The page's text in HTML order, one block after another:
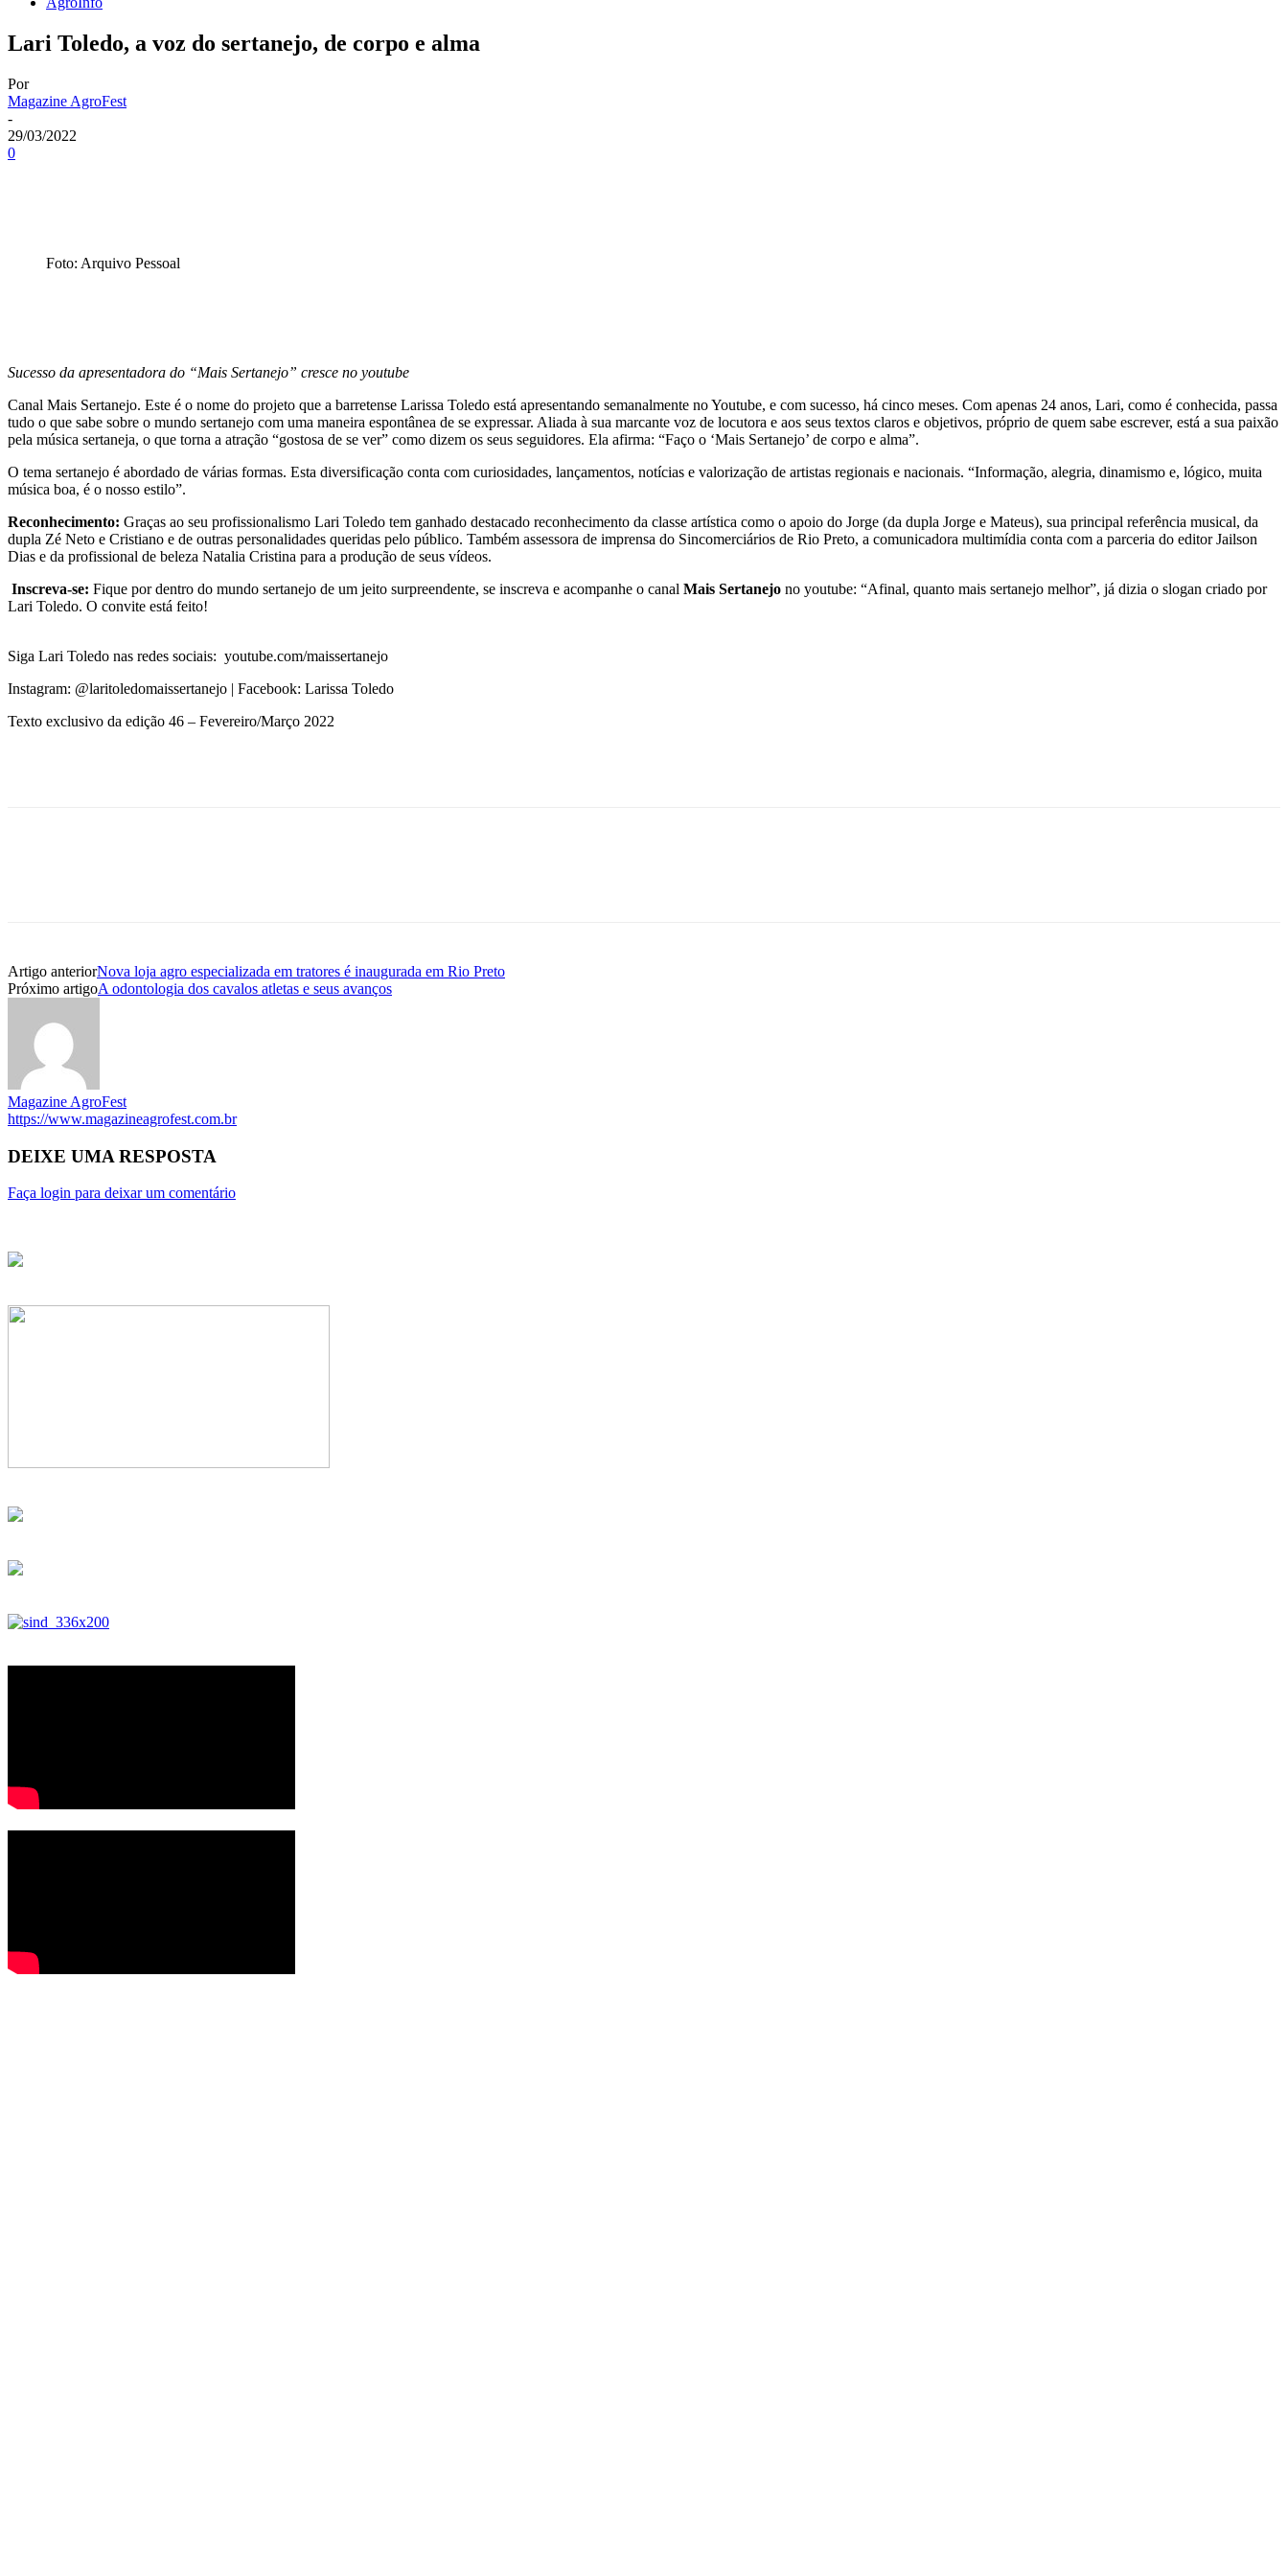
Lari Toledo, a voz do sertanejo, de corpo e alma
Por
Magazine AgroFest
-
29/03/2022
0
Foto: Arquivo Pessoal
Sucesso da apresentadora do “Mais Sertanejo” cresce no youtube
Canal Mais Sertanejo. Este é o nome do projeto que a barretense Larissa Toledo está apresentando semanalmente no Youtube, e com sucesso, há cinco meses. Com apenas 24 anos, Lari, como é conhecida, passa
tudo o que sabe sobre o mundo sertanejo com uma maneira espontânea de se expressar. Aliada à sua marcante voz de locutora e aos seus textos claros e objetivos, próprio de quem sabe escrever, está a sua paixão
pela música sertaneja, o que torna a atração “gostosa de se ver” como dizem os seus seguidores. Ela afirma: “Faço o ‘Mais Sertanejo’ de corpo e alma”.
O tema sertanejo é abordado de várias formas. Esta diversificação conta com curiosidades, lançamentos, notícias e valorização de artistas regionais e nacionais. “Informação, alegria, dinamismo e, lógico, muita
música boa, é o nosso estilo”.
Reconhecimento: Graças ao seu profissionalismo Lari Toledo tem ganhado destacado reconhecimento da classe artística como o apoio do Jorge (da dupla Jorge e Mateus), sua principal referência musical, da
dupla Zé Neto e Cristiano e de outras personalidades queridas pelo público. Também assessora de imprensa do Sincomerciários de Rio Preto, a comunicadora multimídia conta com a parceria do editor Jailson
Dias e da profissional de beleza Natalia Cristina para a produção de seus vídeos.
Inscreva-se: Fique por dentro do mundo sertanejo de um jeito surpreendente, se inscreva e acompanhe o canal Mais Sertanejo no youtube: “Afinal, quanto mais sertanejo melhor”, já dizia o slogan criado por
Lari Toledo. O convite está feito!
Siga Lari Toledo nas redes sociais: youtube.com/maissertanejo
Instagram: @laritoledomaissertanejo | Facebook: Larissa Toledo
Texto exclusivo da edição 46 – Fevereiro/Março 2022
Artigo anteriorNova loja agro especializada em tratores é inaugurada em Rio Preto
Próximo artigoA odontologia dos cavalos atletas e seus avanços
Magazine AgroFest
https://www.magazineagrofest.com.br
DEIXE UMA RESPOSTA
Faça login para deixar um comentário